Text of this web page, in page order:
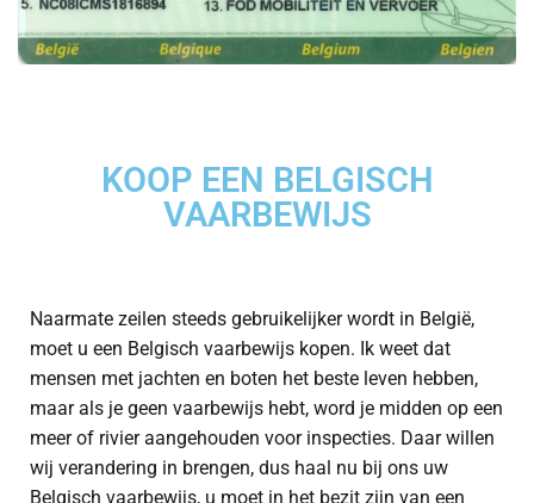
KOOP EEN BELGISCH
VAARBEWIJS
Naarmate zeilen steeds gebruikelijker wordt in België,
moet u een Belgisch vaarbewijs kopen. Ik weet dat
mensen met jachten en boten het beste leven hebben,
maar als je geen vaarbewijs hebt, word je midden op een
meer of rivier aangehouden voor inspecties. Daar willen
wij verandering in brengen, dus haal nu bij ons uw
Belgisch vaarbewijs, u moet in het bezit zijn van een